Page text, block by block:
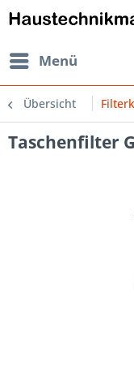
Menü
Übersicht
Taschenfilter